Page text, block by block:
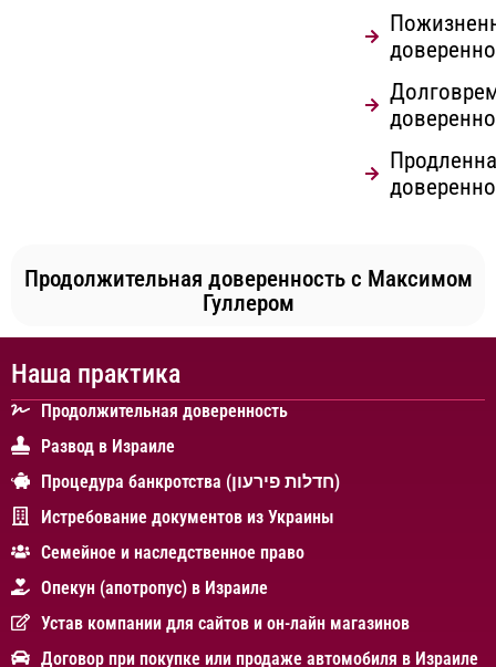
Продолжительная доверенность с Максимом
Гуллером
Наша практика
Продолжительная доверенность
Развод в Израиле
Процедура банкротства (חדלות פירעון)
Истребование документов из Украины
Cемейное и наследственное право
Опекун (апотропус) в Израиле
Устав компании для сайтов и он-лайн магазинов
Договор при покупке или продаже автомобиля в Израиле